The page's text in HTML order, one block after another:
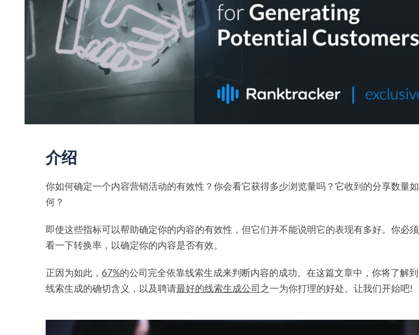
介绍
你如何确定一个内容营销活动的有效性？你会看它获得多少浏览量吗？它收到的分享数量如
何？
即使这些指标可以帮助确定你的内容的有效性，但它们并不能说明它的表现有多好。你必须
看一下转换率，以确定你的内容是否有效。
正因为如此， 67%的公司完全依靠线索生成来判断内容的成功。在这篇文章中，你将了解到
线索生成的确切含义，以及聘请最好的线索生成公司 之一为你打理的好处。让我们开始吧!